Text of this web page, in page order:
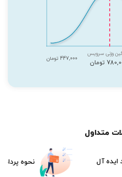
وزنی سرویس
تومان
447,000 تومان
متداول
ایده آل نحوه